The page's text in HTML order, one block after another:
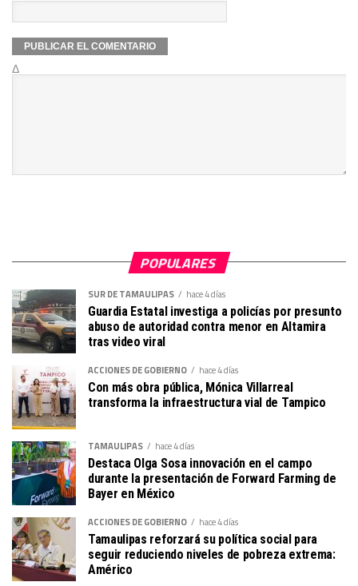
Δ
POPULARES
SUR DE TAMAULIPAS hace 4 días
Guardia Estatal investiga a policías por presunto
abuso de autoridad contra menor en Altamira
tras video viral
ACCIONES DE GOBIERNO hace 4 días
Con más obra pública, Mónica Villarreal
transforma la infraestructura vial de Tampico
TAMAULIPAS hace 4 días
Destaca Olga Sosa innovación en el campo
durante la presentación de Forward Farming de
Bayer en México
ACCIONES DE GOBIERNO hace 4 días
Tamaulipas reforzará su política social para
seguir reduciendo niveles de pobreza extrema:
Américo